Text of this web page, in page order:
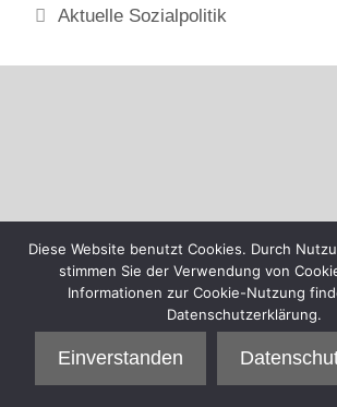
Kategorien
Aktuelle Sozialpolitik
Diese Website benutzt Cookies. Durch
stimmen Sie der Verwendung von
Informationen zur Cookie-Nutzung
Datenschutzerklärung.
Einverstanden